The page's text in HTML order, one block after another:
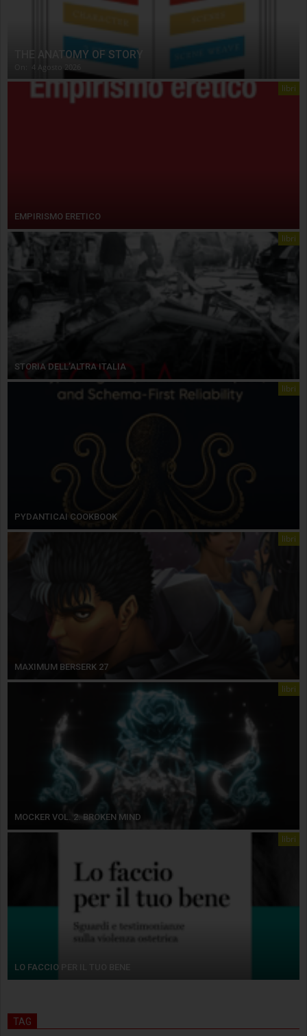
THE ANATOMY OF STORY
4 Agosto 2026
libri
EMPIRISMO ERETICO
libri
STORIA DELL’ALTRA ITALIA
libri
PYDANTICAI COOKBOOK
libri
MAXIMUM BERSERK 27
libri
MOCKER VOL. 2. BROKEN MIND
libri
LO FACCIO PER IL TUO BENE
TAG